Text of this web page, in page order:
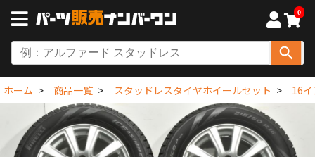
0
ホーム 商品一覧 スタッドレスタイヤホイールセット 16